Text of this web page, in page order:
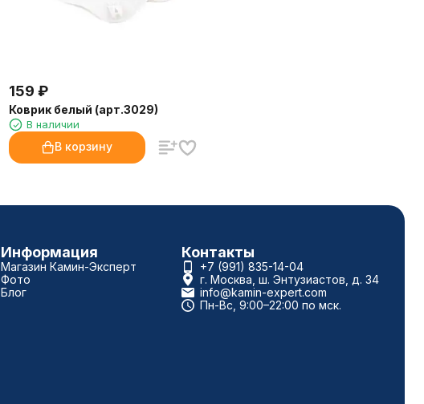
159 ₽
Коврик белый (арт.3029)
В наличии
В корзину
Информация
Магазин Камин-Эксперт
Фото
Блог
Контакты
+7 (991) 835-14-04
г. Москва, ш. Энтузиастов, д. 34
info@kamin-expert.com
Пн-Вс, 9:00–22:00 по мск.